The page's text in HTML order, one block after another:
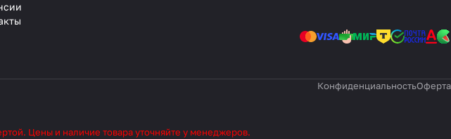
КонфиденциальностьОферта
Цены и наличие товара уточняйте у менеджеров.